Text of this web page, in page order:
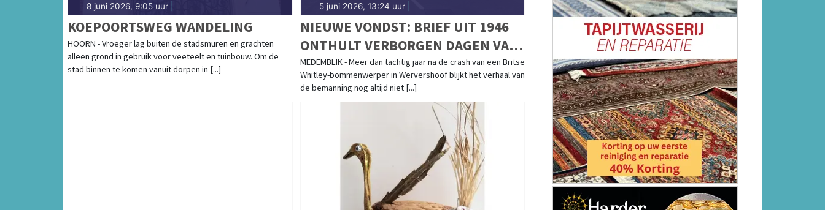
8 juni 2026, 9:05 uur
KOEPOORTSWEG WANDELING
HOORN - Vroeger lag buiten de stadsmuren en grachten
alleen grond in gebruik voor veeteelt en tuinbouw. Om de
stad binnen te komen vanuit dorpen in [...]
5 juni 2026, 13:24 uur|
NIEUWE VONDST: BRIEF UIT 1946
ONTHULT VERBORGEN DAGEN VAN
BRITSE SERGEANT NA
VLIEGTUIGCRASH IN
WERVERSHOOF
MEDEMBLIK - Meer dan tachtig jaar na de crash van een Britse
Whitley-bommenwerper in Wervershoof blijkt het verhaal van
de bemanning nog altijd niet [...]